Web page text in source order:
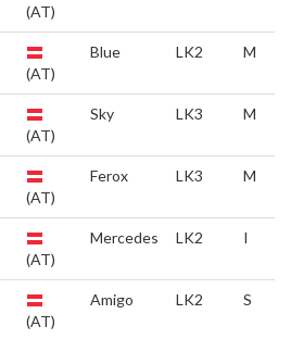
(AT)
(AT)
Blue LK2 M
(AT)
Sky LK3 M
(AT)
Ferox LK3 M
(AT)
Mercedes LK2 I
(AT)
Amigo LK2 S